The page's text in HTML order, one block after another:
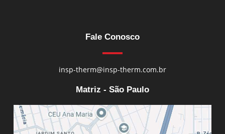
Fale Conosco
insp-therm@insp-therm.com.br
Matriz - São Paulo